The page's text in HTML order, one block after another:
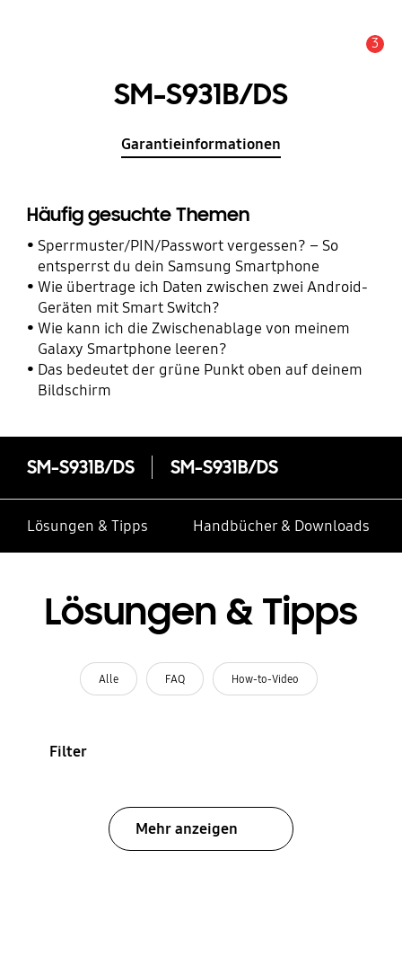
3
SM-S931B/DS
Garantieinformationen
Häufig gesuchte Themen
Sperrmuster/PIN/Passwort vergessen? – So
entsperrst du dein Samsung Smartphone
Wie übertrage ich Daten zwischen zwei Android-
Geräten mit Smart Switch?
Wie kann ich die Zwischenablage von meinem
Galaxy Smartphone leeren?
Das bedeutet der grüne Punkt oben auf deinem
Bildschirm
SM-S931B/DS SM-S931B/DS
Lösungen & Tipps Handbücher & Downloads
Lösungen & Tipps
Alle FAQ How-to-Video
Filter
Mehr anzeigen